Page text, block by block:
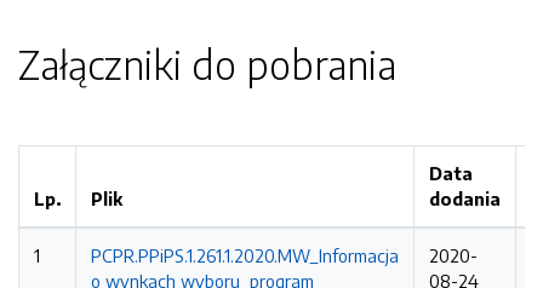
Załączniki do pobrania
Lp. Plik
Data
dodania
1
PCPR.PPiPS.1.261.1.2020.MW_Informacja
o wynkach wyboru_program
2020-
08-24